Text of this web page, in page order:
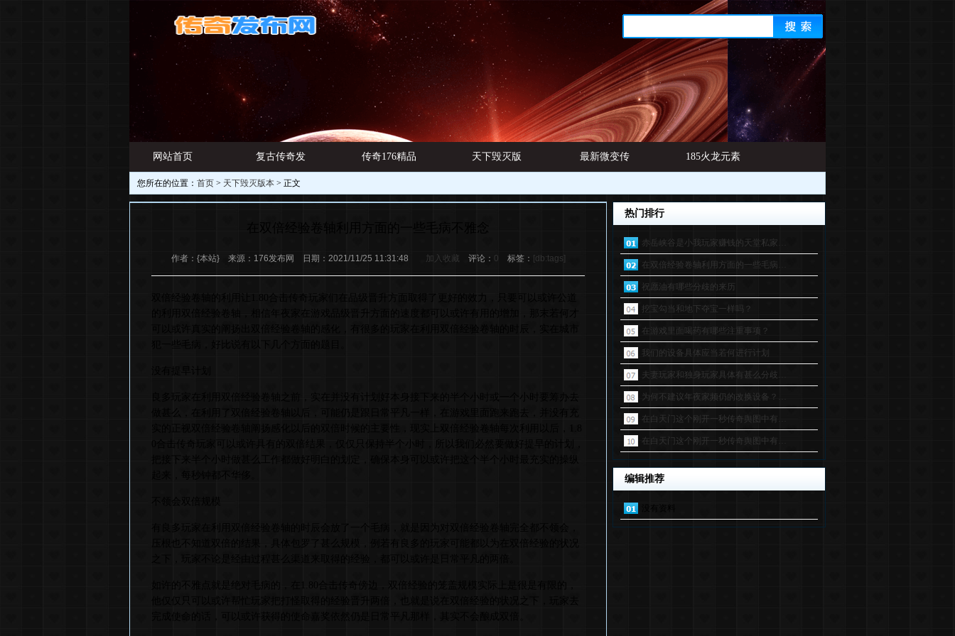
网站首页 复古传奇发
布网
传奇176精品 天下毁灭版 最新微变传 185火龙元素
游戏资讯
您所在的位置： 首页 > 天下毁灭版本 > 正文
在双倍经验卷轴利用方面的一些毛病不雅念
作者：{本站} 来源：176发布网 日期：2021/11/25 11:31:48 加入收藏 评论： 0 标签： [db:tags]
的利用双倍经验卷轴，相信年夜家在游戏品级晋升方面的速度都可以或许有用的增加，那末若何才
可以或许真实的阐扬出双倍经验卷轴的感化，有很多的玩家在利用双倍经验卷轴的时辰，实在城市
良多玩家在利用双倍经验卷轴之前，实在并没有计划好本身接下来的半个小时或一个小时要筹办去
做甚么，在利用了双倍经验卷轴以后，可能仍是跟日常平凡一样，在游戏里面跑来跑去，并没有充
0合击传奇玩家可以或许具有的双倍结果，仅仅只保持半个小时，所以我们必然要做好提早的计划，
把接下来半个小时做甚么工作都做好明白的划定，确保本身可以或许把这个半个小时最充实的操纵
起来，每秒钟都不华侈。
不领会双倍规模
有良多玩家在利用双倍经验卷轴的时辰会放了一个毛病，就是因为对双倍经验卷轴完全都不领会，
压根也不知道双倍的结果，具体包罗了甚么规模，例若有良多的玩家可能都以为在双倍经验的状况
之下，玩家不论是经由过程甚么渠道来取得的经验，都可以或许是日常平凡的两倍。
如许的不雅点就是绝对毛病的，在1.80合击传奇傍边，双倍经验的笼盖规模实际上是很是有限的，
他仅仅只可以或许帮忙玩家把打怪取得的经验晋升两倍，也就是说在双倍经验的状况之下，玩家去
完成使命的话，可以或许获得的使命嘉奖依然仍是日常平凡那样，其实不会酿成双倍。
热门排行
赤岳峡谷是小我玩家赚钱的天堂私家…
在双倍经验卷轴利用方面的一些毛病…
祝愿油有哪些分歧的来历
挖宝勾当和地下夺宝一样吗？
在游戏里面喝药有哪些注重事项？
我们的设备具体应当若何进行计划
夫妻玩家和独身玩家具体有甚么分歧…
为何不建议年夜家频仍的改换设备？…
在白天门这个刚开一秒传奇舆图中有…
在白天门这个刚开一秒传奇舆图中有…
编辑推荐